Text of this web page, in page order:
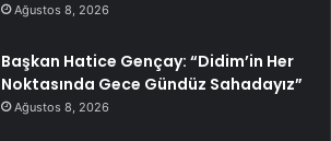
Ağustos 8, 2026
Başkan Hatice Gençay: “Didim’in Her
Noktasında Gece Gündüz Sahadayız”
Ağustos 8, 2026